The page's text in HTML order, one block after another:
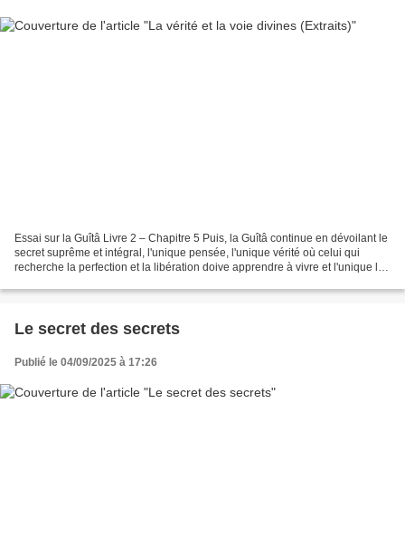
Essai sur la Guîtâ Livre 2 – Chapitre 5 Puis, la Guîtâ continue en dévoilant le
secret suprême et intégral, l'unique pensée, l'unique vérité où celui qui
recherche la perfection et la libération doive apprendre à vivre et l'unique loi
Le secret des secrets
Publié le 04/09/2025 à 17:26